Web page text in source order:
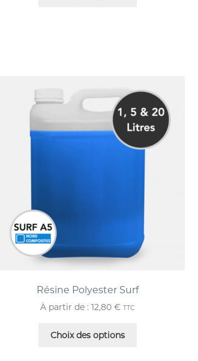
Résine Polyester Surf
À partir de : 12,80 € TTC
Choix des options